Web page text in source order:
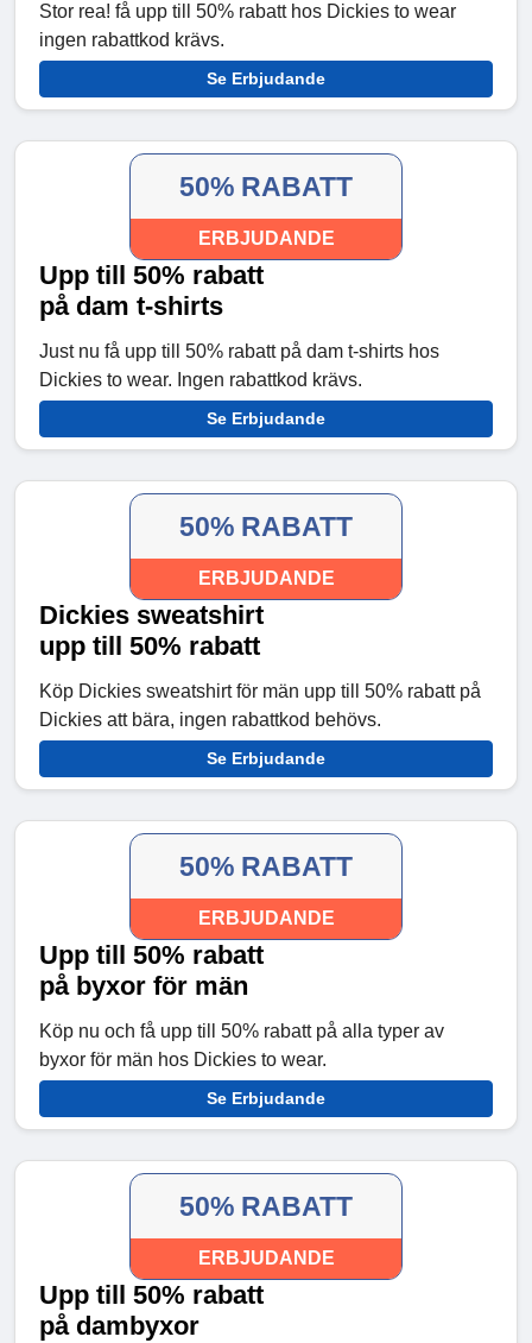
Stor rea! få upp till 50% rabatt hos Dickies to wear
ingen rabattkod krävs.
Se Erbjudande
50% RABATT
ERBJUDANDE
Upp till 50% rabatt
på dam t-shirts
Just nu få upp till 50% rabatt på dam t-shirts hos
Dickies to wear. Ingen rabattkod krävs.
Se Erbjudande
50% RABATT
ERBJUDANDE
Dickies sweatshirt
upp till 50% rabatt
Köp Dickies sweatshirt för män upp till 50% rabatt på
Dickies att bära, ingen rabattkod behövs.
Se Erbjudande
50% RABATT
ERBJUDANDE
Upp till 50% rabatt
på byxor för män
Köp nu och få upp till 50% rabatt på alla typer av
byxor för män hos Dickies to wear.
Se Erbjudande
50% RABATT
ERBJUDANDE
Upp till 50% rabatt
på dambyxor